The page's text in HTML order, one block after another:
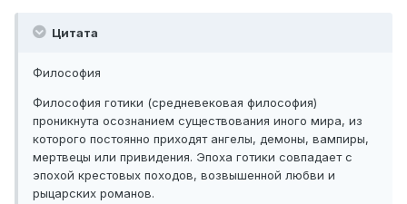
Цитата
Философия
Философия готики (средневековая философия)
проникнута осознанием существования иного мира, из
которого постоянно приходят ангелы, демоны, вампиры,
мертвецы или привидения. Эпоха готики совпадает с
эпохой крестовых походов, возвышенной любви и
рыцарских романов.